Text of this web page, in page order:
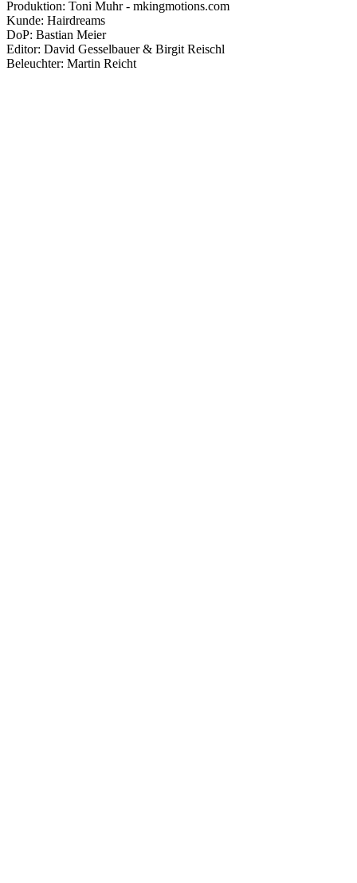
Produktion: Toni Muhr - mkingmotions.com
Kunde: Hairdreams
DoP: Bastian Meier
Editor: David Gesselbauer & Birgit Reischl
Beleuchter: Martin Reicht